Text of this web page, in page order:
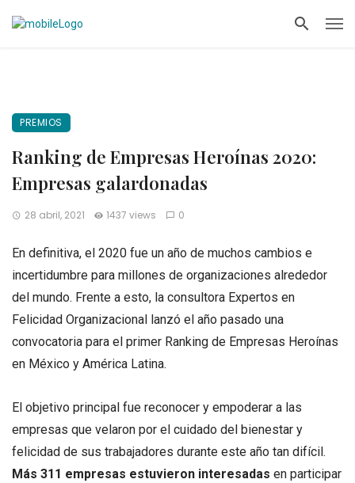
PREMIOS
Ranking de Empresas Heroínas 2020:
Empresas galardonadas
28 abril, 2021 1437 views 0
En definitiva, el 2020 fue un año de muchos cambios e
incertidumbre para millones de organizaciones alrededor
del mundo. Frente a esto, la consultora Expertos en
Felicidad Organizacional lanzó el año pasado una
convocatoria para el primer Ranking de Empresas Heroínas
en México y América Latina.
El objetivo principal fue reconocer y empoderar a las
empresas que velaron por el cuidado del bienestar y
felicidad de sus trabajadores durante este año tan difícil.
Más 311 empresas estuvieron interesadas en participar